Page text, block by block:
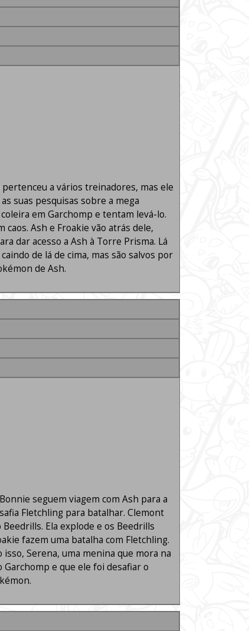
a vários treinadores, mas ele
suas pesquisas sobre a mega
em Garchomp e tentam levá-lo.
Ash e Froakie vão atrás dele,
dar acesso a Ash à Torre Prisma. Lá
de lá de cima, mas são salvos por
de Ash.
seguem viagem com Ash para a
Fletchling para batalhar. Clemont
Ela explode e os Beedrills
fazem uma batalha com Fletchling.
Serena, uma menina que mora na
Garchomp e que ele foi desafiar o